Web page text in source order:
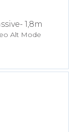
1,8m
Alt Mode